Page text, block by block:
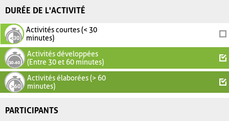
DURÉE DE L'ACTIVITÉ
Activités courtes (< 30
minutes)
Activités développées
(Entre 30 et 60 minutes)
Activités élaborées (> 60
minutes)
PARTICIPANTS